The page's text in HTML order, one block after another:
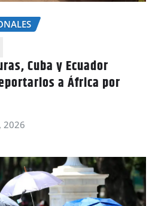
Cuba y Ecuador
a África por
2026